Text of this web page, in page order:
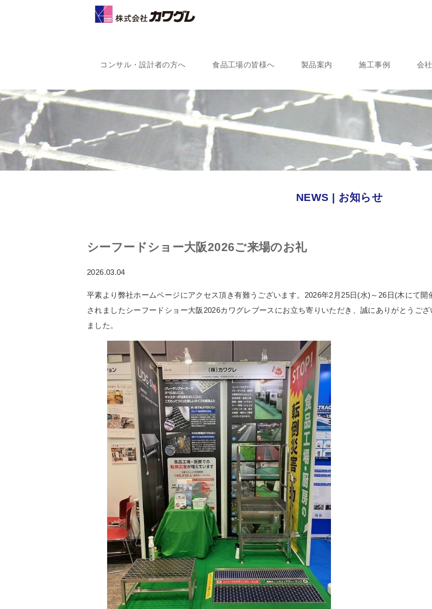
コンサル・設計者の方へ 食品工場の皆様へ 製品案内 施工事例 会
NEWS | お知らせ
シーフードショー大阪2026ご来場のお礼
2026.03.04
平素より弊社ホームページにアクセス頂き有難うございます。2026年2月25日(水)～26日(木にて開
されましたシーフードショー大阪2026カワグレブースにお立ち寄りいただき、誠にありがとうござ
ました。